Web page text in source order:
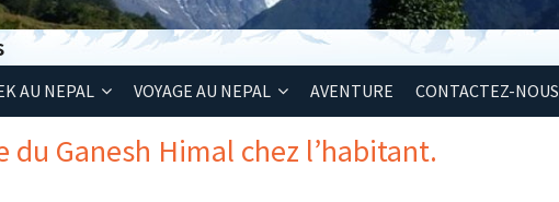
AU NEPAL VOYAGE AU NEPAL AVENTURE CONTACTEZ-NOUS
du Ganesh Himal chez l’habitant.